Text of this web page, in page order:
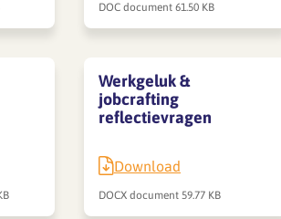
DOC document 61.50 KB
Werkgeluk &
jobcrafting
reflectievragen
Download
DOCX document 59.77 KB